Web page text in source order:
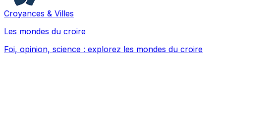
Croyances & Villes
Les mondes du croire
Foi, opinion, science : explorez les mondes du croire